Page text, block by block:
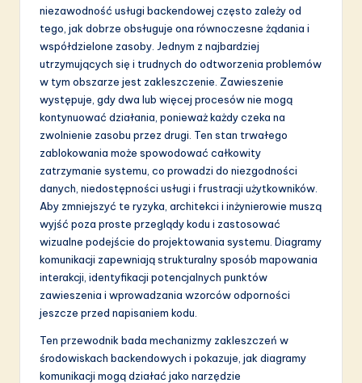
in
A
&
w
niezawodność usługi backendowej często zależy od
tego, jak dobrze obsługuje ona równoczesne żądania i
współdzielone zasoby. Jednym z najbardziej
utrzymujących się i trudnych do odtworzenia problemów
w tym obszarze jest zakleszczenie. Zawieszenie
występuje, gdy dwa lub więcej procesów nie mogą
kontynuować działania, ponieważ każdy czeka na
zwolnienie zasobu przez drugi. Ten stan trwałego
zablokowania może spowodować całkowity
zatrzymanie systemu, co prowadzi do niezgodności
danych, niedostępności usługi i frustracji użytkowników.
Aby zmniejszyć te ryzyka, architekci i inżynierowie muszą
wyjść poza proste przeglądy kodu i zastosować
wizualne podejście do projektowania systemu. Diagramy
komunikacji zapewniają strukturalny sposób mapowania
interakcji, identyfikacji potencjalnych punktów
zawieszenia i wprowadzania wzorców odporności
jeszcze przed napisaniem kodu.
Ten przewodnik bada mechanizmy zakleszczeń w
środowiskach backendowych i pokazuje, jak diagramy
komunikacji mogą działać jako narzędzie